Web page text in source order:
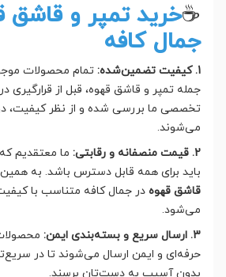
☕خرید تمپر و قاشق
جمال کافه
1. کیفیت تضمین‌شده:
تمام محصولات
جمله تمپر و قاشق قهوه، قبل از
تخصصی ما بررسی شده و از نظر کیفیت،
می‌شوند.
2. قیمت منصفانه و رقابتی:
ما معتقدیم
باید برای همه قابل دسترس باشد. به همین
قاشق قهوه در جمال کافه متناسب با
می‌شود.
3. ارسال سریع و بسته‌بندی ایمن:
حرفه‌ای و ایمن ارسال می‌شوند تا در
بدون آسیب به دست‌تان برسند.